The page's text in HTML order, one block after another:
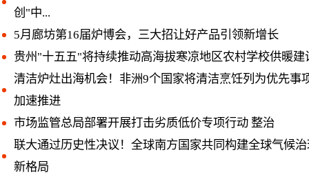
创"中...
5月廊坊第16届炉博会，三大招让好产品引领新增长
贵州"十五五"将持续推动高海拔寒凉地区农村学校供暖建
清洁炉灶出海机会！非洲9个国家将清洁烹饪列为优先事
加速推进
市场监管总局部署开展打击劣质低价专项行动 整治
联大通过历史性决议！全球南方国家共同构建全球气候
新格局